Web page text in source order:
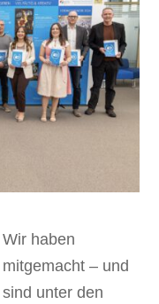
Wir haben
mitgemacht – und
sind unter den